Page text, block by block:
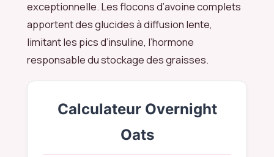
exceptionnelle. Les flocons d’avoine complets
apportent des glucides à diffusion lente,
limitant les pics d’insuline, l’hormone
responsable du stockage des graisses.
Calculateur Overnight
Oats